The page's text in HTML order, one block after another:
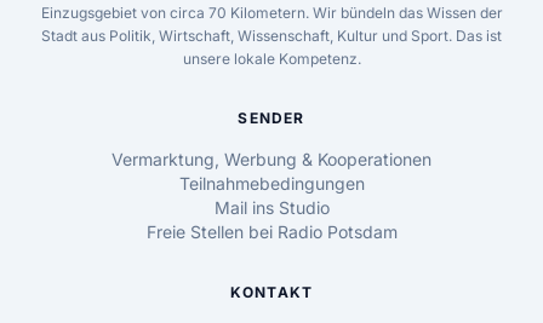
Einzugsgebiet von circa 70 Kilometern. Wir bündeln das Wissen der
Stadt aus Politik, Wirtschaft, Wissenschaft, Kultur und Sport. Das ist
unsere lokale Kompetenz.
SENDER
Vermarktung, Werbung & Kooperationen
Teilnahmebedingungen
Mail ins Studio
Freie Stellen bei Radio Potsdam
KONTAKT